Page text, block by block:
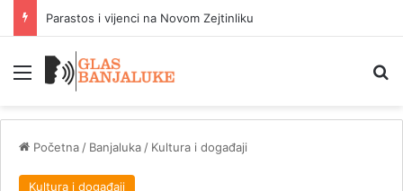
Parastos i vijenci na Novom Zejtinliku
Meni
Početna / Banjaluka / Kultura i događaji
Kultura i događaji